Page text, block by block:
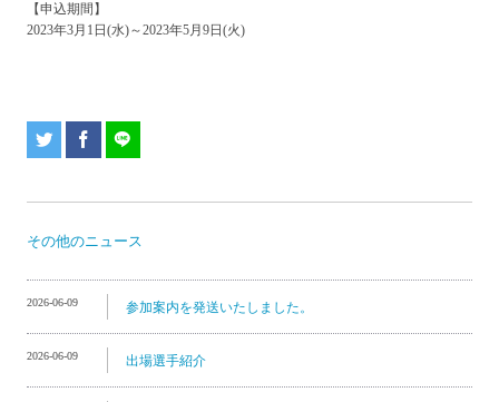
【申込期間】
2023年3月1日(水)～2023年5月9日(火)
その他のニュース
2026-06-09 参加案内を発送いたしました。
2026-06-09 出場選手紹介